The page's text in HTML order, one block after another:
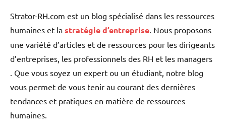
Strator-RH.com est un blog spécialisé dans les ressources
humaines et la stratégie d’entreprise . Nous proposons
une variété d’articles et de ressources pour les dirigeants
d’entreprises, les professionnels des RH et les managers
. Que vous soyez un expert ou un étudiant, notre blog
vous permet de vous tenir au courant des dernières
tendances et pratiques en matière de ressources
humaines.